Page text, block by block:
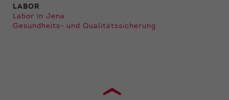
LABOR
Labor in Jena
Gesundheits- und Qualitätssicherung
›